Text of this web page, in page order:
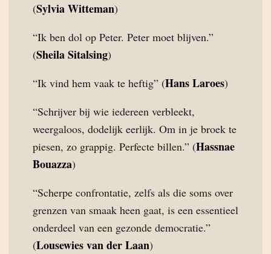
(Sylvia Witteman)
“Ik ben dol op Peter. Peter moet blijven.”
(Sheila Sitalsing)
“Ik vind hem vaak te heftig” (Hans Laroes)
“Schrijver bij wie iedereen verbleekt,
weergaloos, dodelijk eerlijk. Om in je broek te
piesen, zo grappig. Perfecte billen.” (Hassnae
Bouazza)
“Scherpe confrontatie, zelfs als die soms over
grenzen van smaak heen gaat, is een essentieel
onderdeel van een gezonde democratie.”
(Lousewies van der Laan)